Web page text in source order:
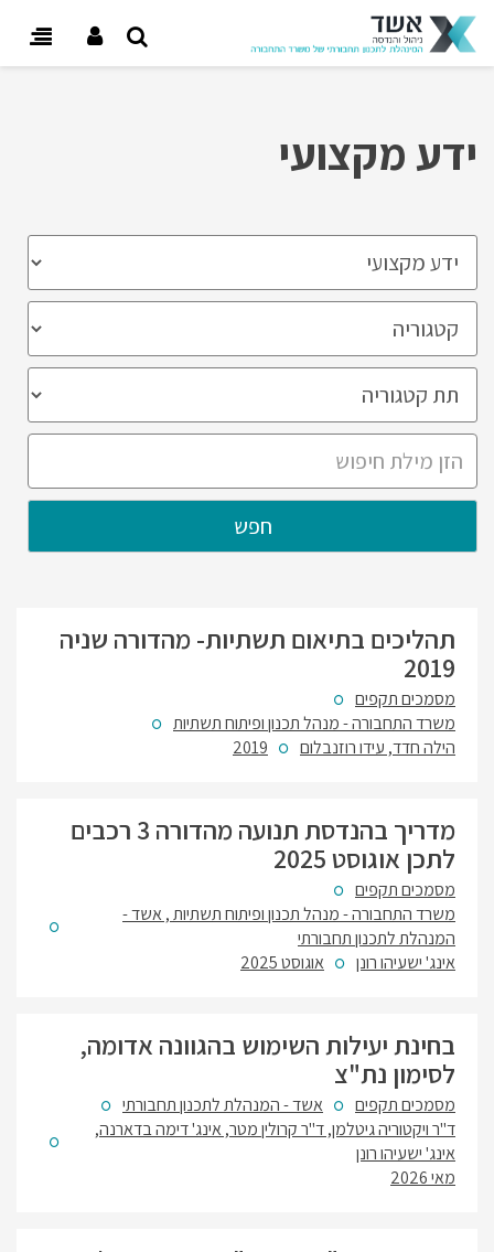
user menu
ידע מקצועי
חפש
תהליכים בתיאום תשתיות- מהדורה שניה
2019
מסמכים תקפים
משרד התחבורה - מנהל תכנון ופיתוח תשתיות
הילה חדד, עידו רוזנבלום
2019
מדריך בהנדסת תנועה מהדורה 3 רכבים
לתכן אוגוסט 2025
מסמכים תקפים
משרד התחבורה - מנהל תכנון ופיתוח תשתיות , אשד -
המנהלת לתכנון תחבורתי
אינג' ישעיהו רונן
אוגוסט 2025
בחינת יעילות השימוש בהגוונה אדומה,
לסימון נת"צ
מסמכים תקפים
אשד - המנהלת לתכנון תחבורתי
ד"ר ויקטוריה גיטלמן, ד"ר קרולין מטר, אינג' דימה בדארנה,
אינג' ישעיהו רונן
מאי 2026